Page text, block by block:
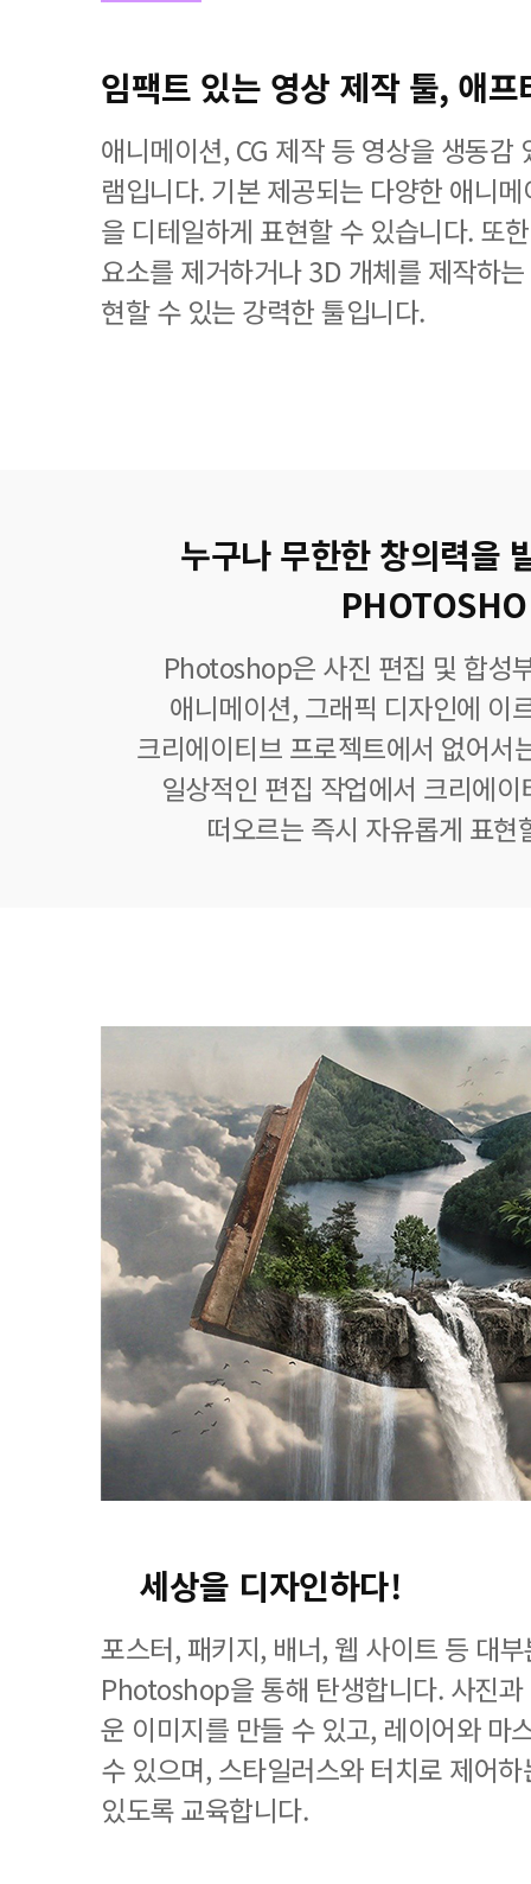
임팩트 있는 영상 제작 툴, 애프
애니메이션, CG 제작 등 영상을 생동감
램입니다. 기본 제공되는 다양한 애니
을 디테일하게 표현할 수 있습니다. 또
요소를 제거하거나 3D 개체를 제작하
현할 수 있는 강력한 툴입니다.
누구나 무한한 창의력을
Photoshop은 사진 편집 및 합성
애니메이션, 그래픽 디자인에 이
크리에이티브 프로젝트에서 없어서
일상적인 편집 작업에서 크리에
떠오르는 즉시 자유롭게 표현
세상을 디자인하다!
포스터, 패키지, 배너, 웹 사이트 등 대
Photoshop을 통해 탄생합니다. 사진
운 이미지를 만들 수 있고, 레이어와 마
수 있으며, 스타일러스와 터치로 제어
있도록 교육합니다.